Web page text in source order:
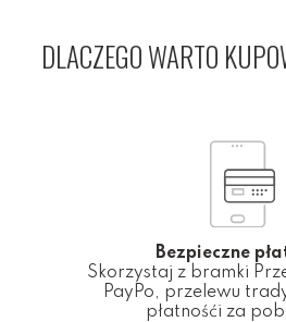
DLACZEGO WARTO
Bezpieczne
Skorzystaj z bramki
PayPo, przelewu
płatnośći za